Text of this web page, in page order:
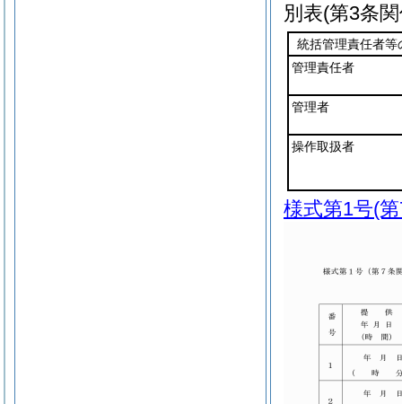
別表(第3条
統括管理責任者等
管理責任者
管理者
操作取扱者
様式第1号(